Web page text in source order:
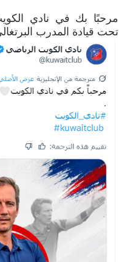
مرحبًا بك في نادي
تحت قيادة المدرب